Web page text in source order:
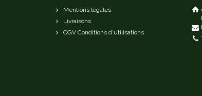
Mentions légales
Livraisons
CGV Conditions d'utilisations